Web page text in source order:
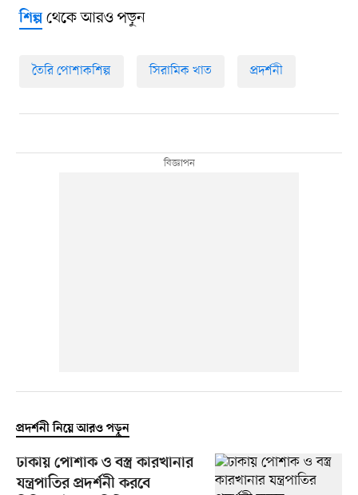
শিল্পথেকে আরও পড়ুন
তৈরি পোশাকশিল্প সিরামিক খাত প্রদর্শনী
প্রদর্শনী নিয়ে আরও পড়ুন
ঢাকায় পোশাক ও বস্ত্র কারখানার
যন্ত্রপাতির প্রদর্শনী করবে